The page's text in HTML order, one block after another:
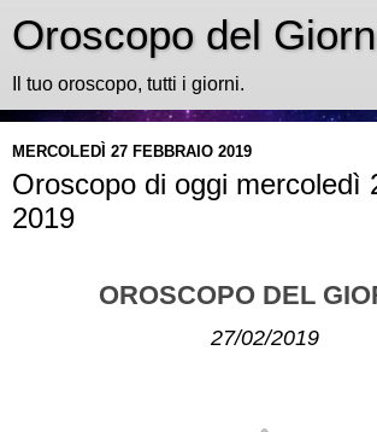
Oroscopo del
Il tuo oroscopo, tutti i giorni.
MERCOLEDÌ 27 FEBBRAIO 2019
Oroscopo di oggi mercoledì
2019
OROSCOPO DEL
27/02/2019